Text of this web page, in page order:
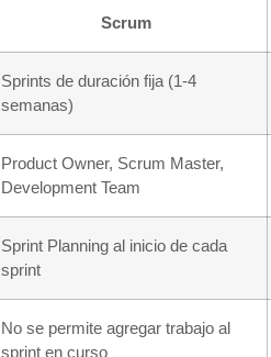
Scrum
Sprints de duración fija (1-4
semanas)
Product Owner, Scrum Master,
Development Team
Sprint Planning al inicio de cada
sprint
No se permite agregar trabajo al
sprint en curso